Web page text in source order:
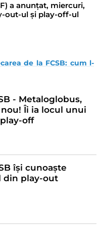
a anunţat, miercuri,
out-ul şi play-off-ul
de la FCSB: cum l-
- Metaloglobus,
Îi ia locul unui
off
își cunoaște
din play-out